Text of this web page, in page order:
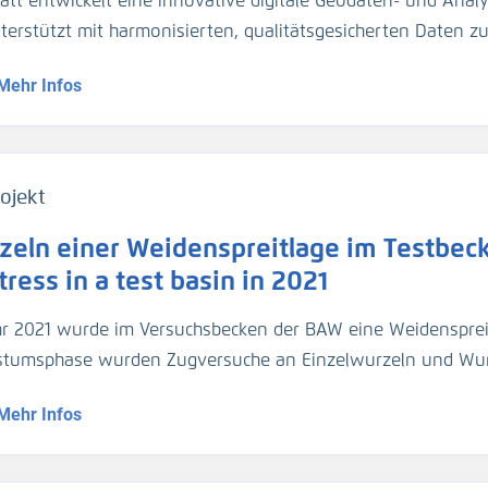
Für die Umrechnung der Trübungswerte in
kalibriert worden. Im März 2024 hat die BAW
Sperrwerks genommen für die Kalibrierung der dortigen
2 Halbtiden).
mit harmonisierten, qualitätsgesicherten Daten
werden über Webportale und -
Infos
einer Weidenspreitlage im
in a test basin in 2021
2021 wurde im Versuchsbecken der BAW eine
wurden Zugversuche an Einzelwurzeln und
a willow bush mattress was installed in a test basin.
out on individual roots and root bundles, and roots were
Infos